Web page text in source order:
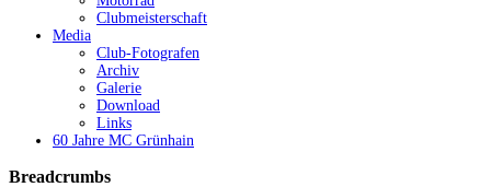
Clubmeisterschaft
Media
Club-Fotografen
Archiv
Galerie
Download
Links
60 Jahre MC Grünhain
Breadcrumbs